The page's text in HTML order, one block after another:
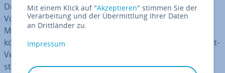
Die ob­jekt­ori­en­tier­te Pro­gram­mier­spra­che Java bietet
Vorteile wie Platt­form­un­ab­hän­gig­keit, Si­cher­heit und
Mul­ti­th­re­a­ding, die Sie auch in Windows 10 nutzen
können. Klären Sie jedoch, ob Sie eine 32-Bit- oder 64-Bit-
Version benötigen, bevor Sie unter Windows 10 Java in­
stal­lie­ren.
Mit einem Klick auf "Akzeptieren" stimmen Sie der
Verarbeitung und der Übermittlung Ihrer Daten
an Drittländer zu.
Impressum